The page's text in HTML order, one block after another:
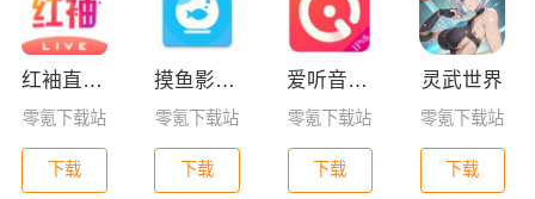
红袖直播免费版官方版下载
零氪下载站
下载
摸鱼影视app最新版下载
零氪下载站
下载
爱听音乐网免费版下载
零氪下载站
下载
灵武世界
零氪下载站
下载